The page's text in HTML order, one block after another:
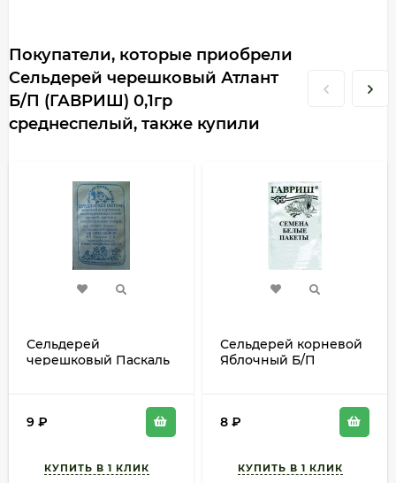
Покупатели, которые приобрели
Сельдерей черешковый Атлант
Б/П (ГАВРИШ) 0,1гр
среднеспелый, также купили
Сельдерей
черешковый Паскаль
9 ₽
Сельдерей корневой
Яблочный Б/П
8 ₽